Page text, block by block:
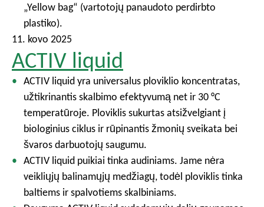
„Yellow bag“ (vartotojų panaudoto perdirbto
plastiko).
11. kovo 2025
ACTIV liquid
ACTIV liquid yra universalus ploviklio koncentratas,
užtikrinantis skalbimo efektyvumą net ir 30 °C
temperatūroje. Ploviklis sukurtas atsižvelgiant į
biologinius ciklus ir rūpinantis žmonių sveikata bei
švaros darbuotojų saugumu.
ACTIV liquid puikiai tinka audiniams. Jame nėra
veikliųjų balinamųjų medžiagų, todėl ploviklis tinka
baltiems ir spalvotiems skalbiniams.